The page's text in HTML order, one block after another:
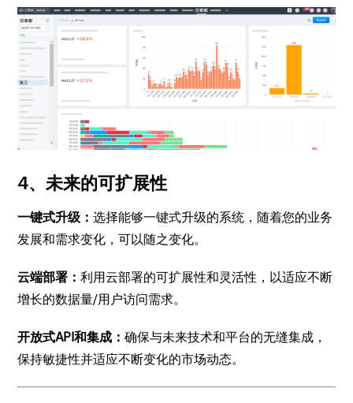
4、未来的可扩展性
一键式升级：选择能够一键式升级的系统，随着您的业务
发展和需求变化，可以随之变化。
云端部署：利用云部署的可扩展性和灵活性，以适应不断
增长的数据量/用户访问需求。
开放式API和集成：确保与未来技术和平台的无缝集成，
保持敏捷性并适应不断变化的市场动态。